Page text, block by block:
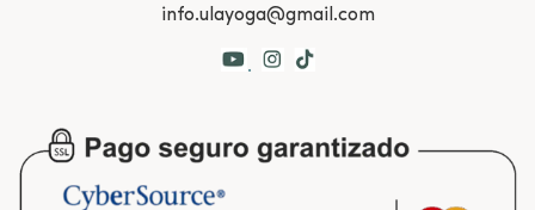
info.ulayoga@gmail.com
.